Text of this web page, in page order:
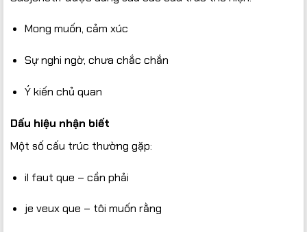
Mong muốn, cảm xúc
Sự nghi ngờ, chưa chắc chắn
Ý kiến chủ quan
Dấu hiệu nhận biết
Một số cấu trúc thường gặp:
il faut que – cần phải
je veux que – tôi muốn rằng